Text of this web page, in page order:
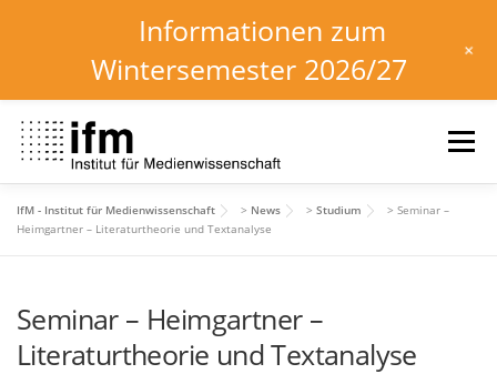
Inhalt
springen
Menü
HOME NEWS KALENDER
INSTITUT FORSCHUNG
IfM - Institut für Medienwissenschaft > News > Studium > Seminar –
Heimgartner – Literaturtheorie und Textanalyse
Seminar – Heimgartner –
Literaturtheorie und Textanalyse
Informationen zum
Wintersemester 2026/27
+